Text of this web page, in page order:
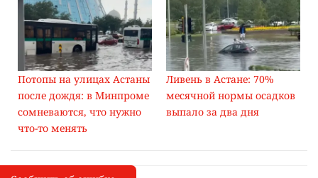
Потопы на улицах Астаны
после дождя: в Минпроме
сомневаются, что нужно
что-то менять
Ливень в Астане: 70%
месячной нормы осадков
выпало за два дня